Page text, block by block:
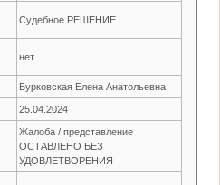
Судебное РЕШЕНИЕ
нет
Бурковская Елена Анатольевна
25.04.2024
Жалоба / представление
ОСТАВЛЕНО БЕЗ
УДОВЛЕТВОРЕНИЯ